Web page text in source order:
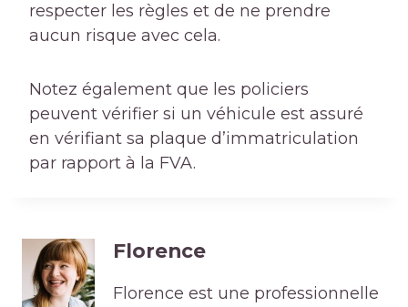
respecter les règles et de ne prendre
aucun risque avec cela.
Notez également que les policiers
peuvent vérifier si un véhicule est assuré
en vérifiant sa plaque d’immatriculation
par rapport à la FVA.
Florence
Florence est une professionnelle